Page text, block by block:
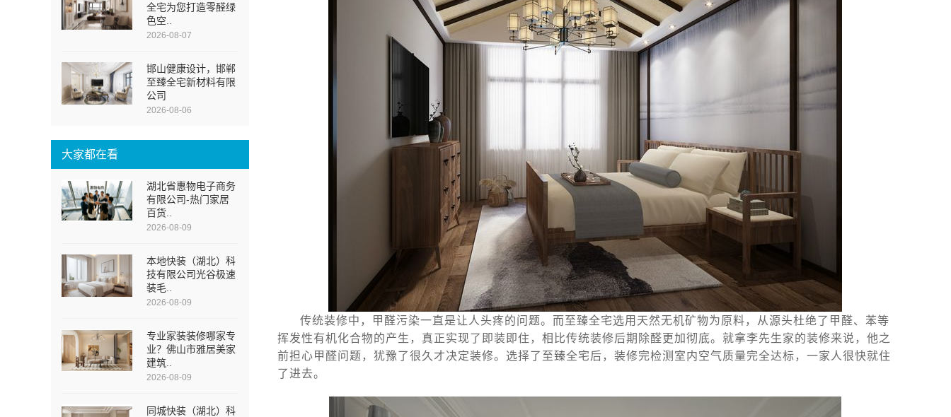
全宅为您打造零醛绿
色空..
2026-08-07
邯山健康设计，邯郸
至臻全宅新材料有限
公司
2026-08-06
大家都在看
湖北省惠物电子商务
有限公司-热门家居
百货..
2026-08-09
本地快装（湖北）科
技有限公司光谷极速
装毛..
2026-08-09
专业家装装修哪家专
业？佛山市雅居美家
建筑..
2026-08-09
同城快装（湖北）科
传统装修中，甲醛污染一直是让人头疼的问题。而至臻全宅选用天然无机矿物为原料，从源头杜绝了甲醛、苯等
挥发性有机化合物的产生，真正实现了即装即住，相比传统装修后期除醛更加彻底。就拿李先生家的装修来说，他之
前担心甲醛问题，犹豫了很久才决定装修。选择了至臻全宅后，装修完检测室内空气质量完全达标，一家人很快就住
了进去。